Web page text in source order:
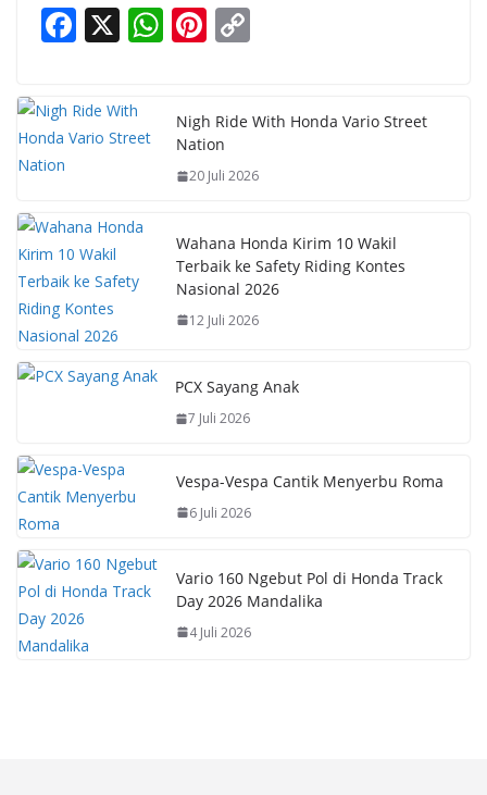
F
e
b
k
X W
s
A
p
Pi
e
st
y
Li
k
Nigh Ride With Honda Vario Street
Nation
20 Juli 2026
Wahana Honda Kirim 10 Wakil
Terbaik ke Safety Riding Kontes
Nasional 2026
12 Juli 2026
PCX Sayang Anak
7 Juli 2026
Vespa-Vespa Cantik Menyerbu Roma
6 Juli 2026
Vario 160 Ngebut Pol di Honda Track
Day 2026 Mandalika
4 Juli 2026